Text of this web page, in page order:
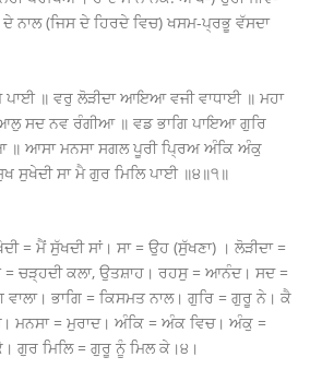
ਦੇ ਨਾਲ (ਜਿਸ ਦੇ ਹਿਰਦੇ ਵਿਚ) ਖਸਮ-ਪ੍ਰਭੂ ਵੱਸਦਾ
ਪਾਈ ॥ ਵਰੁ ਲੋੜੀਦਾ ਆਇਆ ਵਜੀ ਵਾਧਾਈ ॥ ਮਹਾ
ਸਦ ਨਵ ਰੰਗੀਆ ॥ ਵਡ ਭਾਗਿ ਪਾਇਆ ਗੁਰਿ
॥ ਆਸਾ ਮਨਸਾ ਸਗਲ ਪੂਰੀ ਪ੍ਰਿਅ ਅੰਕਿ ਅੰਕੁ
ਸੁਖੇਦੀ ਸਾ ਮੈ ਗੁਰ ਮਿਲਿ ਪਾਈ ॥੪॥੧॥
= ਮੈਂ ਸੁੱਖਦੀ ਸਾਂ। ਸਾ = ਉਹ (ਸੁੱਖਣਾ) । ਲੋੜੀਦਾ =
= ਚੜ੍ਹਦੀ ਕਲਾ, ਉਤਸ਼ਾਹ। ਰਹਸੁ = ਆਨੰਦ। ਸਦ =
ਭਾਗਿ = ਕਿਸਮਤ ਨਾਲ। ਗੁਰਿ = ਗੁਰੂ ਨੇ। ਕੈ
ਮਨਸਾ = ਮੁਰਾਦ। ਅੰਕਿ = ਅੰਕ ਵਿਚ। ਅੰਕੁ =
ਗੁਰ ਮਿਲਿ = ਗੁਰੂ ਨੂੰ ਮਿਲ ਕੇ।੪।